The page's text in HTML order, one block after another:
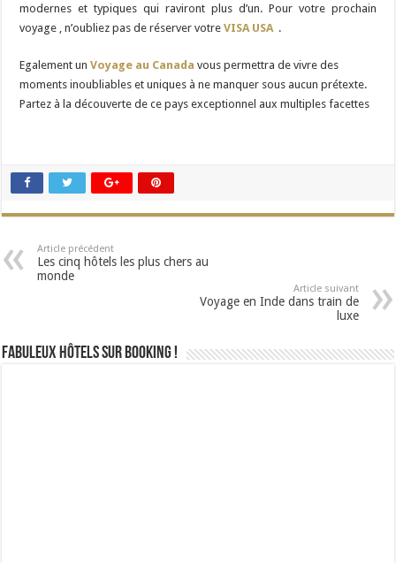
modernes et typiques qui raviront plus d’un. Pour votre prochain
voyage , n’oubliez pas de réserver votreVISA USA .
Egalement unVoyage au Canada vous permettra de vivre des
moments inoubliables et uniques à ne manquer sous aucun prétexte.
Partez à la découverte de ce pays exceptionnel aux multiples facettes
Article précédent
Les cinq hôtels les plus chers au
monde
Article suivant
Voyage en Inde dans train de
luxe
Fabuleux Hôtels sur Booking !